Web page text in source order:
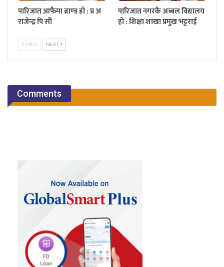
पारिजात आफैमा ब्राण्ड हो : प्र अ
राजेन्द्र पि सी
पारिजात नगरकै अब्बल विद्यालय
हो : शिक्षा शाखा प्रमुख भट्टराई
PREV NEXT
Comments